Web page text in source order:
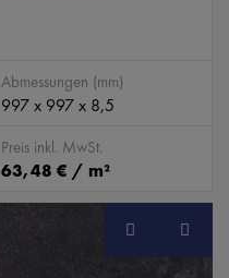
Abmessungen (mm)
997 x 997 x 8,5
Preis inkl. MwSt.
63,48 € / m²